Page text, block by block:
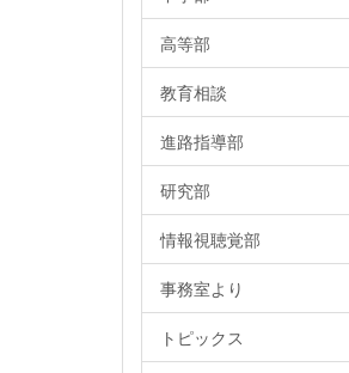
高等部
教育相談
進路指導部
研究部
情報視聴覚部
事務室より
トピックス